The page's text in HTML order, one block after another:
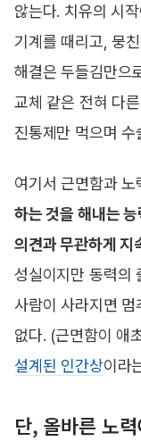
않는다. 치유의 시
기계를 때리고, 뭉
해결은 두들김만으
교체 같은 전혀 다
진통제만 먹으며
여기서 근면함과 노
하는 것을 해내는
의견과 무관하게 지
성실이지만 동력의
사람이 사라지면
없다. (근면함이 애
설계된 인간상이라
단, 올바른 노